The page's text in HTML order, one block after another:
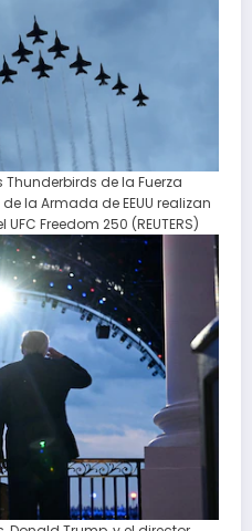
Thunderbirds de la Fuerza
de la Armada de EEUU realizan
Freedom 250 (REUTERS)